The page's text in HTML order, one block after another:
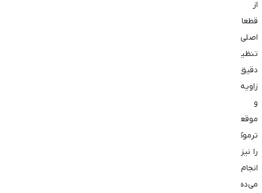
از
قطعات
اصلی،
تنظیم
دقیق
زاویه
و
موقعیت
ترموکوپل
را نیز
انجام
می‌دهند